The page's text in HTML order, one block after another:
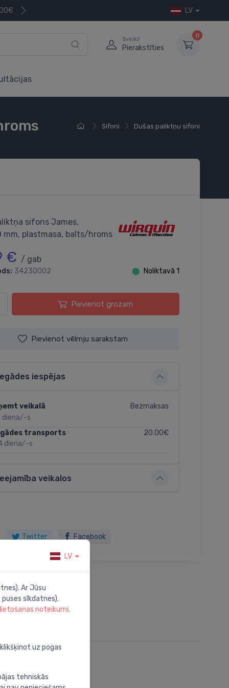
LV
Sveiki!
Pierakstīties
0
Sifoni Dušas paliktņu sifoni
sifons James,
mm, plastmasa, balts/hroms
€ / gab
34230002 ⬤ Noliktavā 1
Pievienot grozam
Pievienot vēlmju sarakstam
iespējas
veikalā
diena/-s
Bezmaksas
transports
diena/-s
20.00€
veikalos
Twitter Facebook
LV
Ar Jūsu
sīkdatnes).
noteikumi.
uz pogas
tehniskās